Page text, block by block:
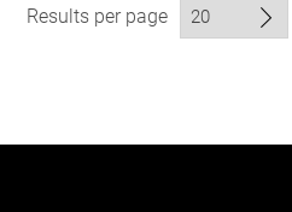
Results per page